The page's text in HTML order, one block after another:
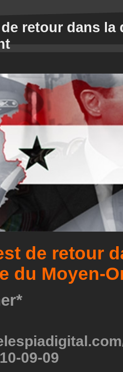
retour dans la
de retour
du Moyen-
09-09